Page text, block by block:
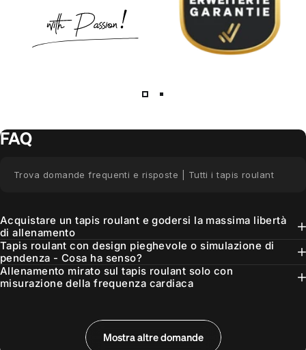
1 2
FAQ
Trova domande frequenti e risposte | Tutti i tapis roulant
Acquistare un tapis roulant e godersi la massima libertà
di allenamento
Tapis roulant con design pieghevole o simulazione di
pendenza - Cosa ha senso?
Allenamento mirato sul tapis roulant solo con
misurazione della frequenza cardiaca
Mostra altre domande